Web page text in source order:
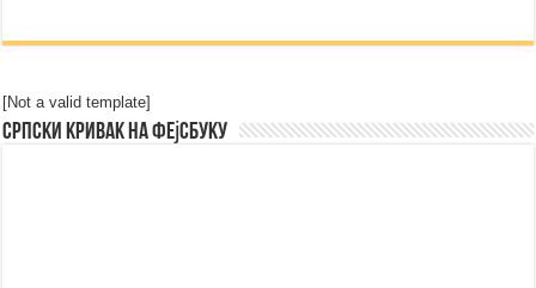
[Not a valid template]
Српски Кривак на Фејсбуку